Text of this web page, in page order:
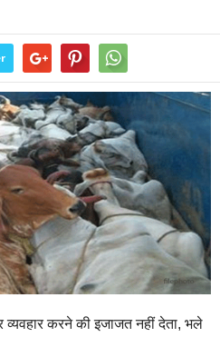
करने की इजाजत नहीं देता, भले